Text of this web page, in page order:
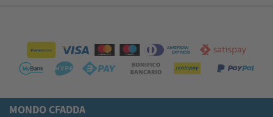
MONDO CFADDA